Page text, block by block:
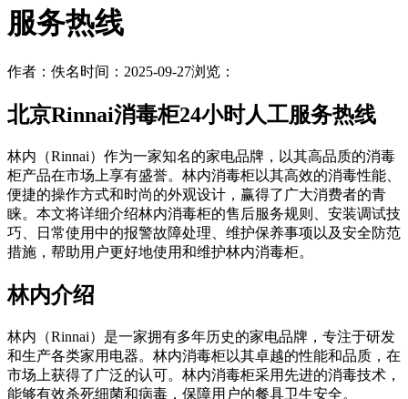
服务热线
作者：佚名时间：2025-09-27浏览：
北京Rinnai消毒柜24小时人工服务热线
林内（Rinnai）作为一家知名的家电品牌，以其高品质的消毒
柜产品在市场上享有盛誉。林内消毒柜以其高效的消毒性能、
便捷的操作方式和时尚的外观设计，赢得了广大消费者的青
睐。本文将详细介绍林内消毒柜的售后服务规则、安装调试技
巧、日常使用中的报警故障处理、维护保养事项以及安全防范
措施，帮助用户更好地使用和维护林内消毒柜。
林内介绍
林内（Rinnai）是一家拥有多年历史的家电品牌，专注于研发
和生产各类家用电器。林内消毒柜以其卓越的性能和品质，在
市场上获得了广泛的认可。林内消毒柜采用先进的消毒技术，
能够有效杀死细菌和病毒，保障用户的餐具卫生安全。